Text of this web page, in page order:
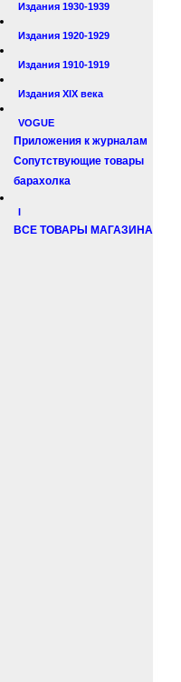
Издания 1930-1939
Издания 1920-1929
Издания 1910-1919
Издания XIX века
VOGUE
Приложения к журналам
Сопутствующие товары
барахолка
I
ВСЕ ТОВАРЫ МАГАЗИНА